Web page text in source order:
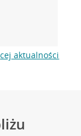
aktualności